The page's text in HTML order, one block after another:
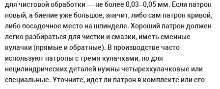
для чистовой обработки — не более 0,03–0,05 мм. Если патрон
новый, а биение уже большое, значит, либо сам патрон кривой,
либо посадочное место на шпинделе. Хороший патрон должен
легко разбираться для чистки и смазки, иметь сменные
кулачки (прямые и обратные). В производстве часто
используют патроны с тремя кулачками, но для
нецилиндрических деталей нужны четырехкулачковые или
специальные. Уточните, идет ли патрон в комплекте или его